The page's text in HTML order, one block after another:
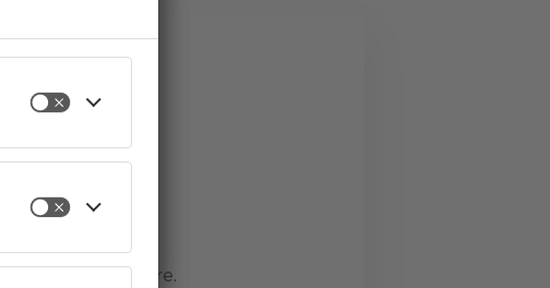
dezvoltări viitoare.
și a îmbunătăți
cu efect pentru